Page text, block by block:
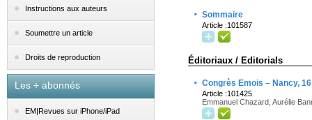
Instructions aux auteurs
Soumettre un article
Droits de reproduction
Les + abonnés
EM|Revues sur iPhone/iPad
· Sommaire
Article :101587
Éditoriaux / Editorials
· Congrès Emois – Nancy,
Article :101425
Emmanuel Chazard, Aurélie